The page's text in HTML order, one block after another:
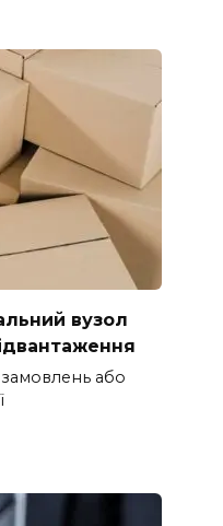
вузол
або